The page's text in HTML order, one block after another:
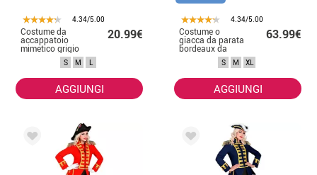
4.34/5.00
Costume da
accappatoio
mimetico grigio
per adulto
20.99€
S M L
AGGIUNGI
4.34/5.00
Costume o
giacca da parata
bordeaux da
63.99€
S M XL
AGGIUNGI